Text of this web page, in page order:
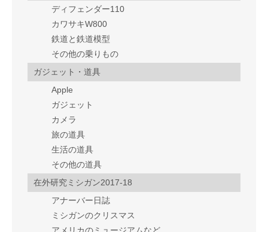
ディフェンダー110
カワサキW800
鉄道と鉄道模型
その他の乗りもの
ガジェット・道具
Apple
ガジェット
カメラ
旅の道具
生活の道具
その他の道具
在外研究ミシガン2017-18
アナーバー日誌
ミシガンのクリスマス
アメリカのミュージアムなど